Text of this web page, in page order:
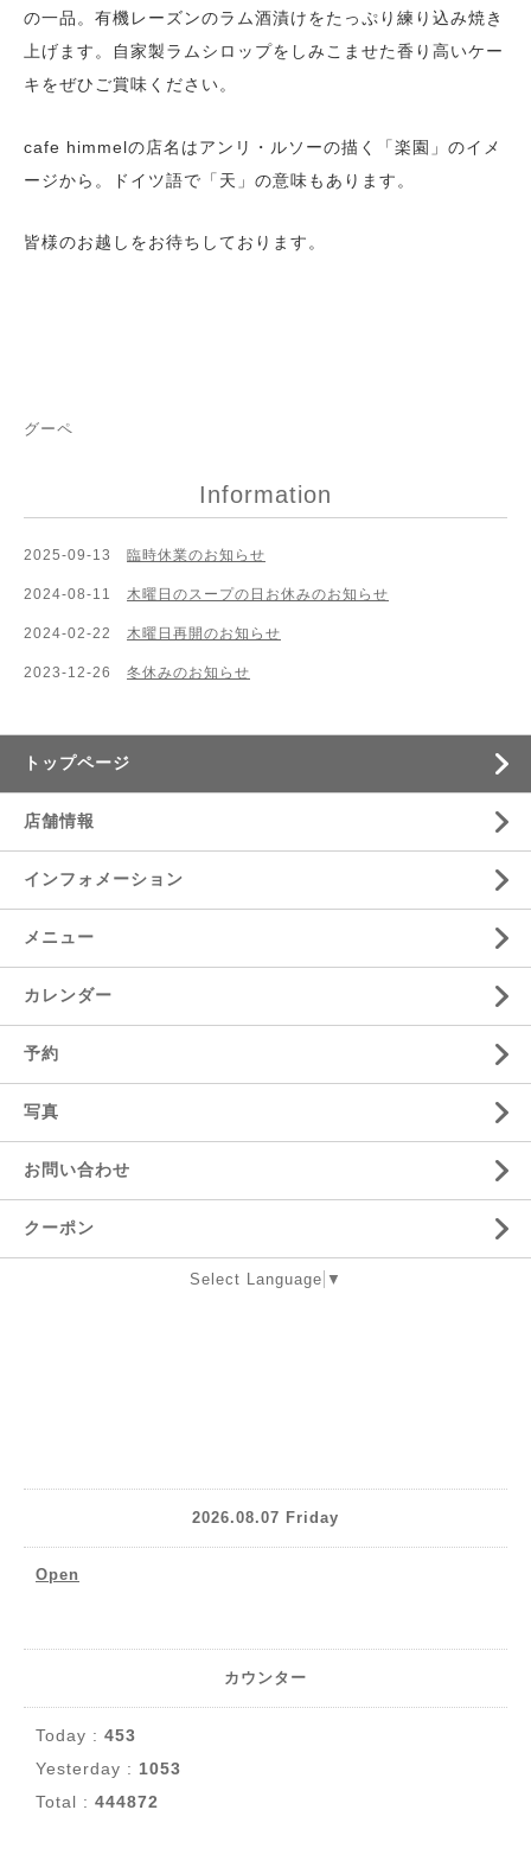
の一品。有機レーズンのラム酒漬けをたっぷり練り込み焼き
上げます。自家製ラムシロップをしみこませた香り高いケー
キをぜひご賞味ください。
cafe himmelの店名はアンリ・ルソーの描く「楽園」のイメ
ージから。ドイツ語で「天」の意味もあります。
皆様のお越しをお待ちしております。
グーペ
Information
2025-09-13 臨時休業のお知らせ
2024-08-11 木曜日のスープの日お休みのお知らせ
2024-02-22 木曜日再開のお知らせ
2023-12-26 冬休みのお知らせ
トップページ
店舗情報
インフォメーション
メニュー
カレンダー
予約
写真
お問い合わせ
クーポン
Select Language ▼
2026.08.07 Friday
Open
カウンター
Today : 453
Yesterday : 1053
Total : 444872